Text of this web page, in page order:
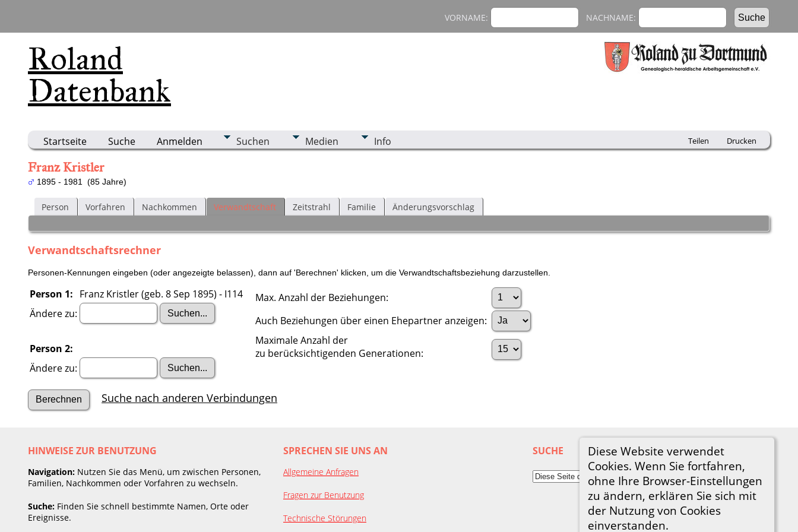
Roland
Datenbank
VORNAME: NACHNAME:
Startseite Suche Anmelden Suchen Medien Info Teilen Drucken
Diese Website verwendet
Cookies. Wenn Sie fortfahren,
ohne Ihre Browser-Einstellungen
zu ändern, erklären Sie sich mit
der Nutzung von Cookies
einverstanden.
Franz Kristler
1895 - 1981 (85 Jahre)
Person Vorfahren Nachkommen Verwandtschaft Zeitstrahl Familie Änderungsvorschlag
Verwandtschaftsrechner
Personen-Kennungen eingeben (oder angezeigte belassen), dann auf 'Berechnen' klicken, um die Verwandtschaftsbeziehung darzustellen.
Person 1: Franz Kristler (geb. 8 Sep 1895) - I114
Ändere zu:
Person 2:
Ändere zu:
Max. Anzahl der Beziehungen:
Auch Beziehungen über einen Ehepartner anzeigen:
Maximale Anzahl der
zu berücksichtigenden Generationen:
Suche nach anderen Verbindungen
HINWEISE ZUR BENUTZUNG
Navigation: Nutzen Sie das Menü, um zwischen Personen,
Familien, Nachkommen oder Vorfahren zu wechseln.
Suche: Finden Sie schnell bestimmte Namen, Orte oder
Ereignisse.
SPRECHEN SIE UNS AN
Allgemeine Anfragen
Fragen zur Benutzung
Technische Störungen
SUCHE